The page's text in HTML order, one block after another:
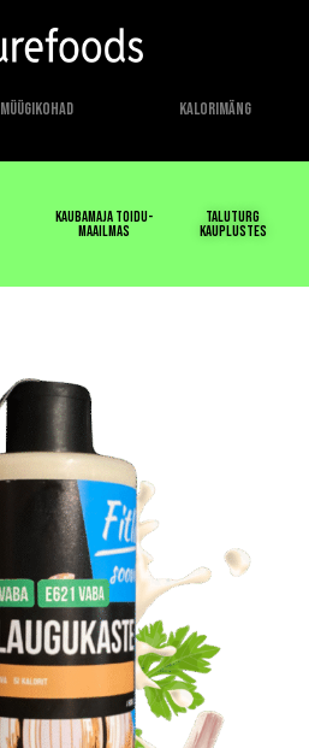
Müügikohad Kalorimäng
Kaubamaja Toidu-
maailmas
Taluturg
kauplustes